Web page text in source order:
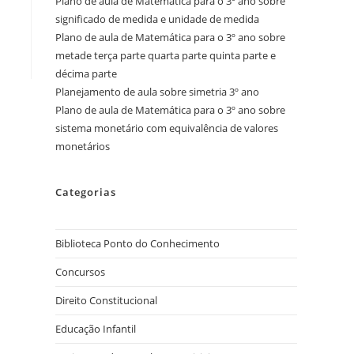
significado de medida e unidade de medida
Plano de aula de Matemática para o 3º ano sobre
metade terça parte quarta parte quinta parte e
décima parte
Planejamento de aula sobre simetria 3º ano
Plano de aula de Matemática para o 3º ano sobre
sistema monetário com equivalência de valores
monetários
Categorias
Biblioteca Ponto do Conhecimento
Concursos
Direito Constitucional
Educação Infantil